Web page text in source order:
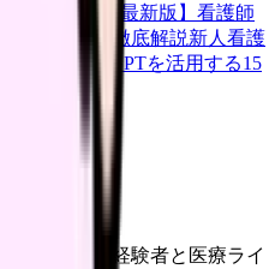
【2026年最新版】 看護師
最新情報を徹底解説新人看護
看護師がChatGPTを活用する15
は、看護師経験者と医療ライ